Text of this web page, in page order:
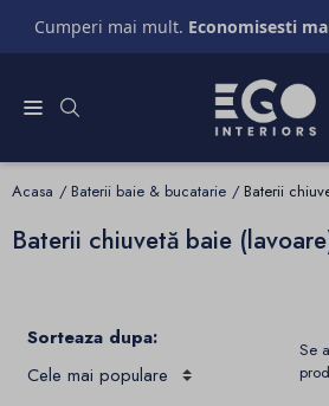
Cumperi mai mult. Economisesti
Acasa Baterii baie & bucatarie Baterii
Baterii chiuvetă baie
Sorteaza dupa:
Se